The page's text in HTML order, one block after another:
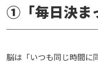
①「毎日決ま
脳は「いつも同じ時間に